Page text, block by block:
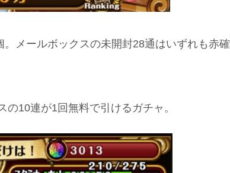
メールボックスの未開封28通はいずれも赤確
10連が1回無料で引けるガチャ。